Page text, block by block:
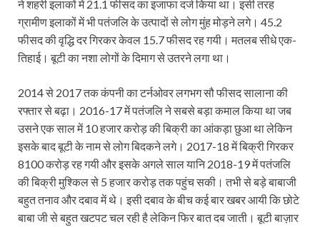
ने शहरी इलाकों में 21.1 फीसद का इजाफा दर्ज किया था। इसी तरह
ग्रामीण इलाकों में भी पतंजलि के उत्पादों से लोग मुंह मोड़ने लगे। 45.2
फीसद की वृद्धि दर गिरकर केवल 15.7 फीसद रह गयी। मतलब सीधे एक-
तिहाई। बूटी का नशा लोगों के दिमाग से उतरने लगा था।
2014 से 2017 तक कंपनी का टर्नओवर लगभग सौ फीसद सालाना की
रफ्तार से बढ़ा। 2016-17 में पतंजलि ने सबसे बड़ा कमाल किया था जब
उसने एक साल में 10 हजार करोड़ की बिक्री का आंकड़ा छुआ था लेकिन
इसके बाद बूटी के नाम से लोग बिदकने लगे। 2017-18 में बिक्री गिरकर
8100 करोड़ रह गयी और इसके अगले साल यानि 2018-19 में पतंजलि
की बिक्री मुश्किल से 5 हजार करोड़ तक पहुंच सकी। तभी से बड़े बाबाजी
बहुत तनाव और दबाव में थे। इसी दबाव के बीच कई बार खबर आयी कि छोटे
बाबा जी से बहुत खटपट चल रही है लेकिन फिर बात दब जाती। बूटी बाज़ार